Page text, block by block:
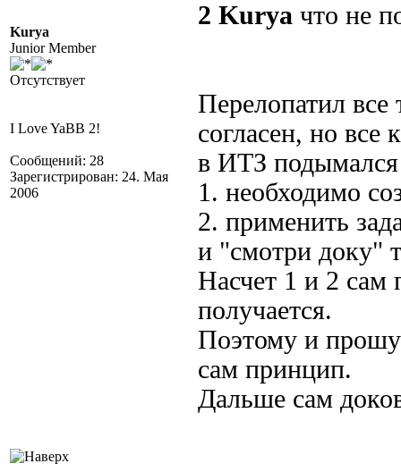
Kurya
Junior Member
Отсутствует
I Love YaBB 2!
Сообщений: 28
Зарегистрирован: 24. Мая
2006
2 Kurya что не
Перелопатил все
согласен, но
в ИТЗ подымался
1. необходимо
2. применить
и "смотри доку"
Насчет 1 и 2 сам
получается.
Поэтому и
сам принцип.
Дальше сам